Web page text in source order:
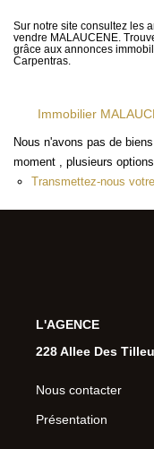
Sur notre site consultez les
vendre MALAUCENE.
grâce aux annonces
Carpentras.
Immobilier
Nous n'avons pas de
moment , plusieurs
Transmettez-nous
L'AGENCE
228 Allee Des
Nous contacter
Présentation